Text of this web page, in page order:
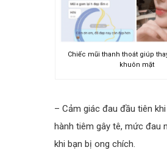
Chiếc mũi thanh thoát giúp
khuôn mặt
– Cảm giác đau đầu tiên
hành tiêm gây tê, mức đau
khi bạn bị ong chích.